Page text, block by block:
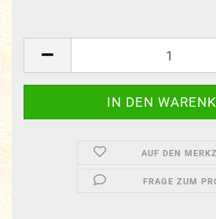
AUF DEN
FRAGE ZUM